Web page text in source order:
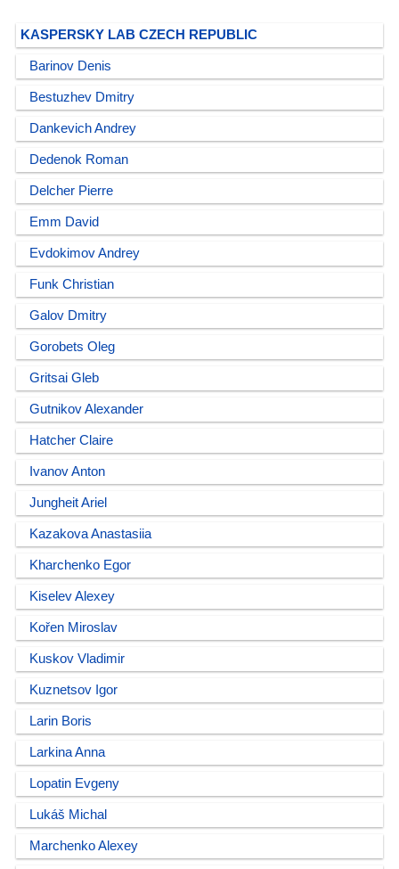
KASPERSKY LAB CZECH REPUBLIC
Barinov Denis
Bestuzhev Dmitry
Dankevich Andrey
Dedenok Roman
Delcher Pierre
Emm David
Evdokimov Andrey
Funk Christian
Galov Dmitry
Gorobets Oleg
Gritsai Gleb
Gutnikov Alexander
Hatcher Claire
Ivanov Anton
Jungheit Ariel
Kazakova Anastasiia
Kharchenko Egor
Kiselev Alexey
Kořen Miroslav
Kuskov Vladimir
Kuznetsov Igor
Larin Boris
Larkina Anna
Lopatin Evgeny
Lukáš Michal
Marchenko Alexey